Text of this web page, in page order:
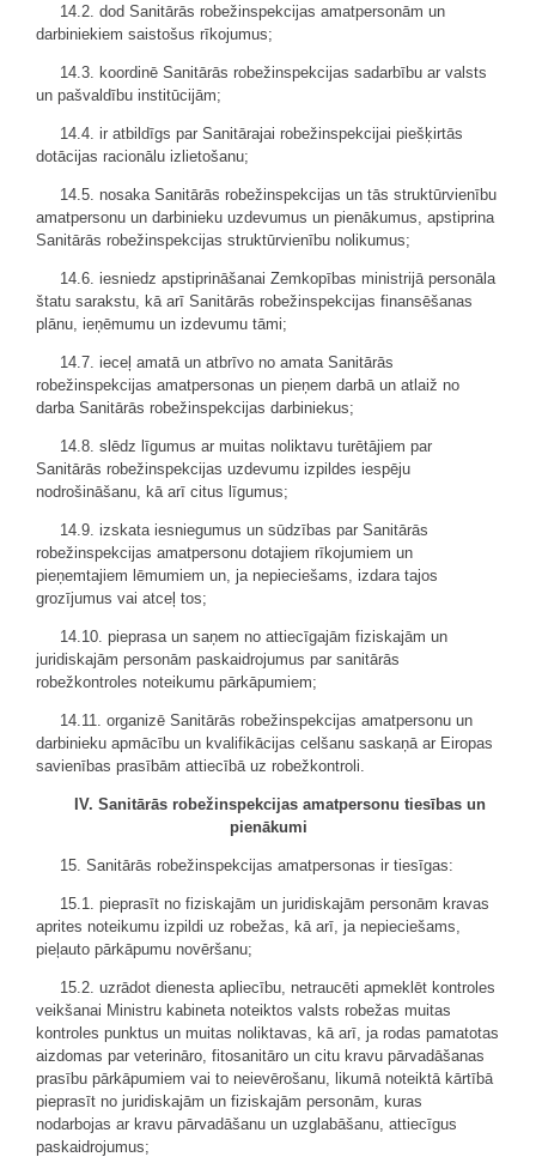
14.2. dod Sanitārās robežinspekcijas amatpersonām un
darbiniekiem saistošus rīkojumus;
14.3. koordinē Sanitārās robežinspekcijas sadarbību ar valsts
un pašvaldību institūcijām;
14.4. ir atbildīgs par Sanitārajai robežinspekcijai piešķirtās
dotācijas racionālu izlietošanu;
14.5. nosaka Sanitārās robežinspekcijas un tās struktūrvienību
amatpersonu un darbinieku uzdevumus un pienākumus, apstiprina
Sanitārās robežinspekcijas struktūrvienību nolikumus;
14.6. iesniedz apstiprināšanai Zemkopības ministrijā personāla
štatu sarakstu, kā arī Sanitārās robežinspekcijas finansēšanas
plānu, ieņēmumu un izdevumu tāmi;
14.7. ieceļ amatā un atbrīvo no amata Sanitārās
robežinspekcijas amatpersonas un pieņem darbā un atlaiž no
darba Sanitārās robežinspekcijas darbiniekus;
14.8. slēdz līgumus ar muitas noliktavu turētājiem par
Sanitārās robežinspekcijas uzdevumu izpildes iespēju
nodrošināšanu, kā arī citus līgumus;
14.9. izskata iesniegumus un sūdzības par Sanitārās
robežinspekcijas amatpersonu dotajiem rīkojumiem un
pieņemtajiem lēmumiem un, ja nepieciešams, izdara tajos
grozījumus vai atceļ tos;
14.10. pieprasa un saņem no attiecīgajām fiziskajām un
juridiskajām personām paskaidrojumus par sanitārās
robežkontroles noteikumu pārkāpumiem;
14.11. organizē Sanitārās robežinspekcijas amatpersonu un
darbinieku apmācību un kvalifikācijas celšanu saskaņā ar Eiropas
savienības prasībām attiecībā uz robežkontroli.
IV. Sanitārās robežinspekcijas amatpersonu tiesības un
pienākumi
15. Sanitārās robežinspekcijas amatpersonas ir tiesīgas:
15.1. pieprasīt no fiziskajām un juridiskajām personām kravas
aprites noteikumu izpildi uz robežas, kā arī, ja nepieciešams,
pieļauto pārkāpumu novēršanu;
15.2. uzrādot dienesta apliecību, netraucēti apmeklēt kontroles
veikšanai Ministru kabineta noteiktos valsts robežas muitas
kontroles punktus un muitas noliktavas, kā arī, ja rodas pamatotas
aizdomas par veterināro, fitosanitāro un citu kravu pārvadāšanas
prasību pārkāpumiem vai to neievērošanu, likumā noteiktā kārtībā
pieprasīt no juridiskajām un fiziskajām personām, kuras
nodarbojas ar kravu pārvadāšanu un uzglabāšanu, attiecīgus
paskaidrojumus;